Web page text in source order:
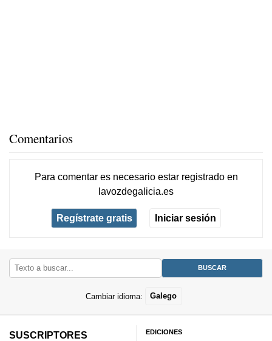
Comentarios
Para comentar es necesario estar registradoen
lavozdegalicia.es
Regístrate gratis Iniciar sesión
Cambiar idioma: Galego
SUSCRIPTORES
EDICIONES